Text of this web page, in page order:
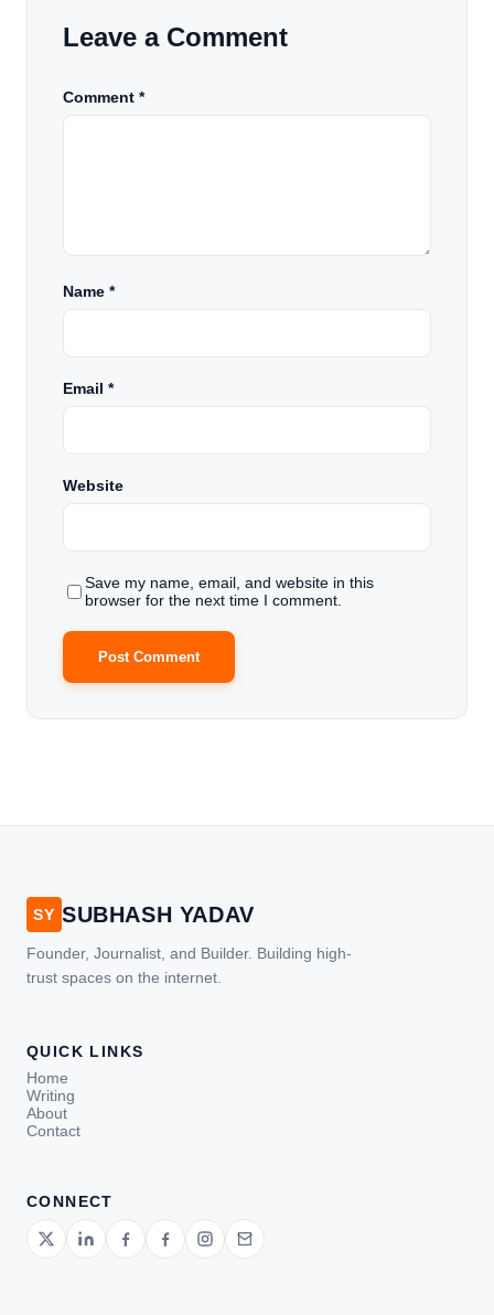
Leave a Comment
Comment *
Name *
Email *
Website
Save my name, email, and website in this
browser for the next time I comment.
SY SUBHASH YADAV
Founder, Journalist, and Builder. Building high-
trust spaces on the internet.
QUICK LINKS
Home
Writing
About
Contact
CONNECT